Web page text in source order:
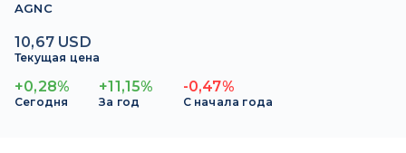
AGNC
10,67 USD
Текущая цена
+0,28%
Сегодня
+11,15%
За год
-0,47%
С начала года